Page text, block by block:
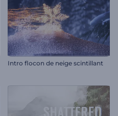
Intro flocon de neige scintillant